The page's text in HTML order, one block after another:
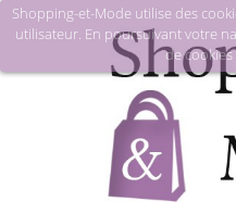
Shopping-et-Mode utilise des
utilisateur. En poursuivant votre
de cookies